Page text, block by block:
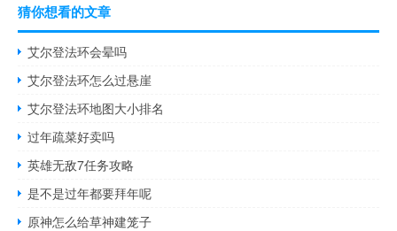
猜你想看的文章
艾尔登法环会晕吗
艾尔登法环怎么过悬崖
艾尔登法环地图大小排名
过年疏菜好卖吗
英雄无敌7任务攻略
是不是过年都要拜年呢
原神怎么给草神建笼子